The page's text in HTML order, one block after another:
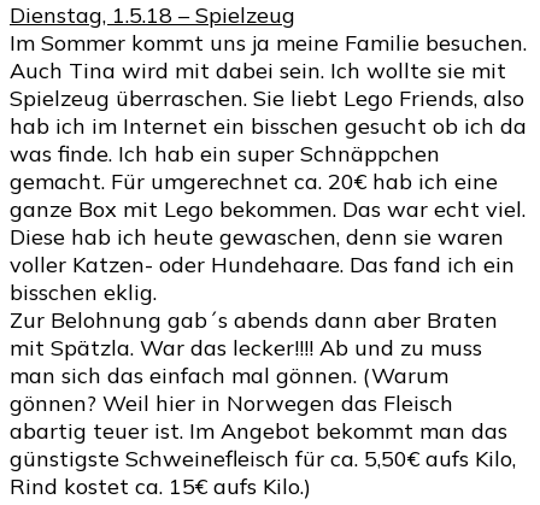
Dienstag, 1.5.18 – Spielzeug
Im Sommer kommt uns ja meine Familie besuchen.
Auch Tina wird mit dabei sein. Ich wollte sie mit
Spielzeug überraschen. Sie liebt Lego Friends, also
hab ich im Internet ein bisschen gesucht ob ich da
was finde. Ich hab ein super Schnäppchen
gemacht. Für umgerechnet ca. 20€ hab ich eine
ganze Box mit Lego bekommen. Das war echt viel.
Diese hab ich heute gewaschen, denn sie waren
voller Katzen- oder Hundehaare. Das fand ich ein
bisschen eklig.
Zur Belohnung gab´s abends dann aber Braten
mit Spätzla. War das lecker!!!! Ab und zu muss
man sich das einfach mal gönnen. (Warum
gönnen? Weil hier in Norwegen das Fleisch
abartig teuer ist. Im Angebot bekommt man das
günstigste Schweinefleisch für ca. 5,50€ aufs Kilo,
Rind kostet ca. 15€ aufs Kilo.)